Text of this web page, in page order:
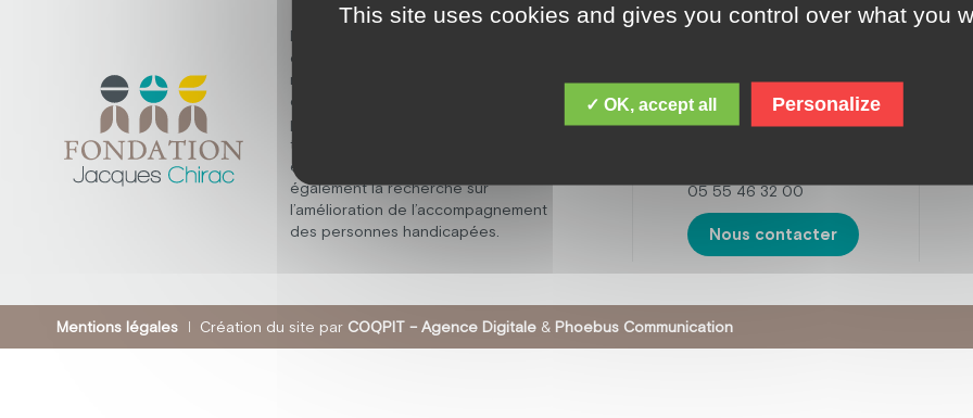
Découvrez la fondation Jacques Chirac,
dont la mission fondamentale est de
répondre aux besoins des personnes
en situation de handicap mental,
psychique, polyhandicap, et avec des
troubles du spectre de l’autisme. Mais
elle ne s’arrête pas là, et œuvre
également la recherche sur
l’amélioration de l’accompagnement
des personnes handicapées.
ADRESSE
Chirac
16 boulevard de la
05 55 46 32 00
Nous contacter
Mentions légales Création du site par COQPIT – Agence Digitale & Phoebus Communication
This site uses cookies and gives you control over what you
✓ OK, accept all Personalize